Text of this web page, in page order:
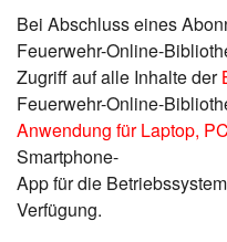
Bei Abschluss eines
Feuerwehr-Online-
Zugriff auf alle Inhalte der
Feuerwehr-Online-
Anwendung für Laptop,
Smartphone-
App für die
Verfügung.